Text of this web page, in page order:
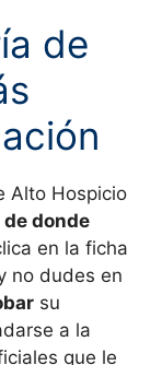
de
Alto Hospicio
donde
en la ficha
no dudes en
su
a la
que le